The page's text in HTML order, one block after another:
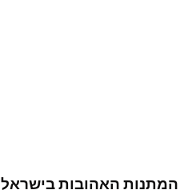
המתנות האהובות בישראל 2025 -2026